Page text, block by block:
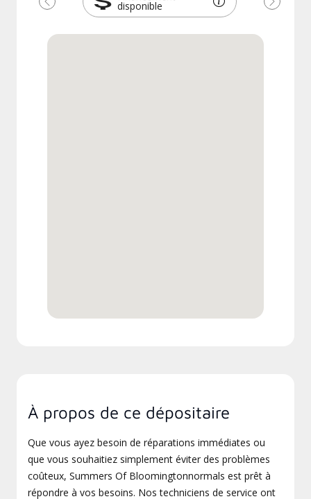
disponible
Précédent Suivant
À propos de ce dépositaire
Que vous ayez besoin de réparations immédiates ou
que vous souhaitiez simplement éviter des problèmes
coûteux, Summers Of Bloomingtonnormals est prêt à
répondre à vos besoins. Nos techniciens de service ont